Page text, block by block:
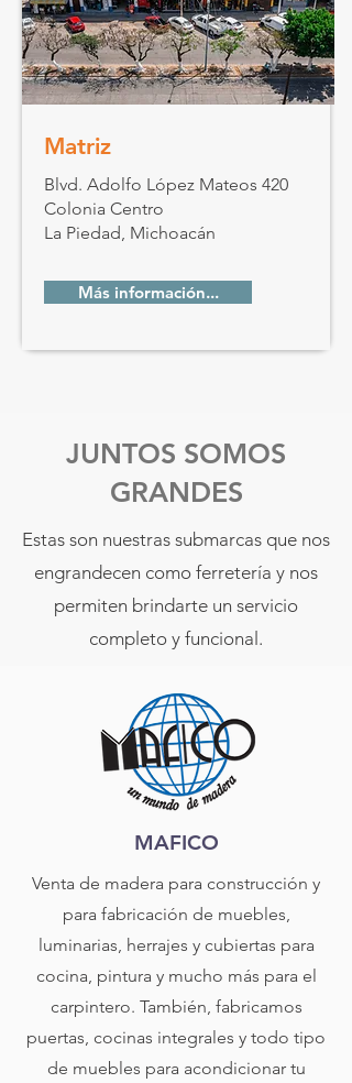
Matriz
Blvd. Adolfo López Mateos 420
Colonia Centro
La Piedad, Michoacán
Más información...
JUNTOS SOMOS
GRANDES
Estas son nuestras submarcas que nos
engrandecen como ferretería y nos
permiten brindarte un servicio
completo y funcional.
MAFICO
Venta de madera para construcción y
para fabricación de muebles,
luminarias, herrajes y cubiertas para
cocina, pintura y mucho más para el
carpintero. También, fabricamos
puertas, cocinas integrales y todo tipo
de muebles para acondicionar tu